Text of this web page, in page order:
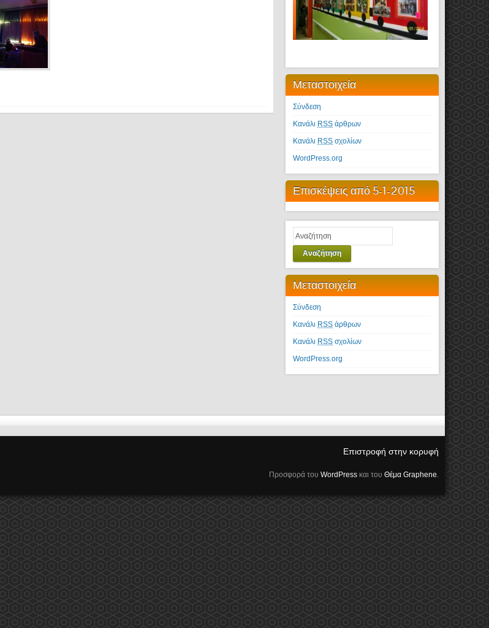
Μεταστοιχεία
Σύνδεση
Κανάλι RSS άρθρων
Κανάλι RSS σχολίων
WordPress.org
Επισκέψεις από 5-1-2015
Αναζήτηση
Μεταστοιχεία
Σύνδεση
Κανάλι RSS άρθρων
Κανάλι RSS σχολίων
WordPress.org
Επιστροφή στην κορυφή
Προσφορά του WordPress και του Θέμα Graphene.